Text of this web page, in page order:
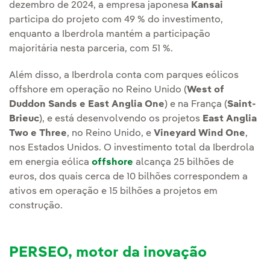
dezembro de 2024, a empresa japonesa Kansai
participa do projeto com 49 % do investimento,
enquanto a Iberdrola mantém a participação
majoritária nesta parceria, com 51 %.
Além disso, a Iberdrola conta com parques eólicos
offshore em operação no Reino Unido (West of
Duddon Sands e East Anglia One) e na França (Saint-
Brieuc), e está desenvolvendo os projetos East Anglia
Two e Three, no Reino Unido, e Vineyard Wind One,
nos Estados Unidos. O investimento total da Iberdrola
em energia eólica offshore alcança 25 bilhões de
euros, dos quais cerca de 10 bilhões correspondem a
ativos em operação e 15 bilhões a projetos em
construção.
PERSEO, motor da inovação